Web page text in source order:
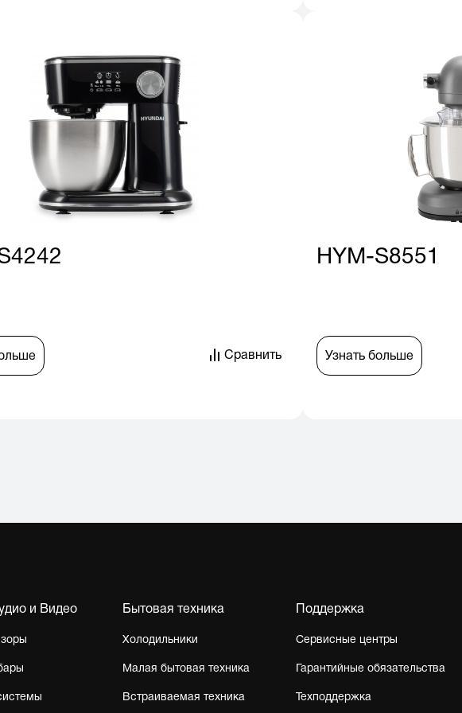
Сравнить
HYM-S8551
Узнать больше
и Видео Бытовая техника
Холодильники
Малая бытовая техника
Встраиваемая техника
Поддержка
Сервисные центры
Гарантийные обязательства
Техподдержка